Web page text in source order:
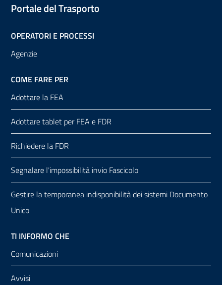
Portale del Trasporto
OPERATORI E PROCESSI
Agenzie
COME FARE PER
Adottare la FEA
Adottare tablet per FEA e FDR
Richiedere la FDR
Segnalare l'impossibilità invio Fascicolo
Gestire la temporanea indisponibilità dei sistemi Documento
Unico
TI INFORMO CHE
Comunicazioni
Avvisi